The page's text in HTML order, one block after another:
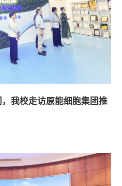
我校走访原能细胞集团推